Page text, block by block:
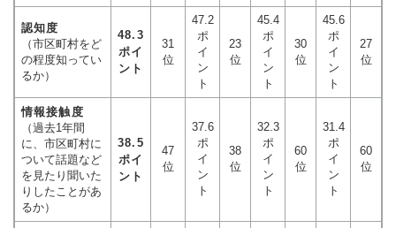
認知度
（市区町村をど
の程度知ってい
るか）
48.3
ポイ
ント
31
位
47.2
ポ
イ
ン
ト
23
位
45.4
ポ
イ
ン
ト
30
位
45.6
ポ
イ
ン
ト
27
位
情報接触度
（過去1年間
に、市区町村に
ついて話題など
を見たり聞いた
りしたことがあ
るか）
38.5
ポイ
ント
47
位
37.6
ポ
イ
ン
ト
38
位
32.3
ポ
イ
ン
ト
60
位
31.4
ポ
イ
ン
ト
60
位